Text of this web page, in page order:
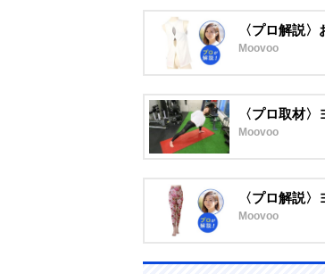
〈プロ解説
Moovoo
〈プロ取材
Moovoo
〈プロ解説
Moovoo